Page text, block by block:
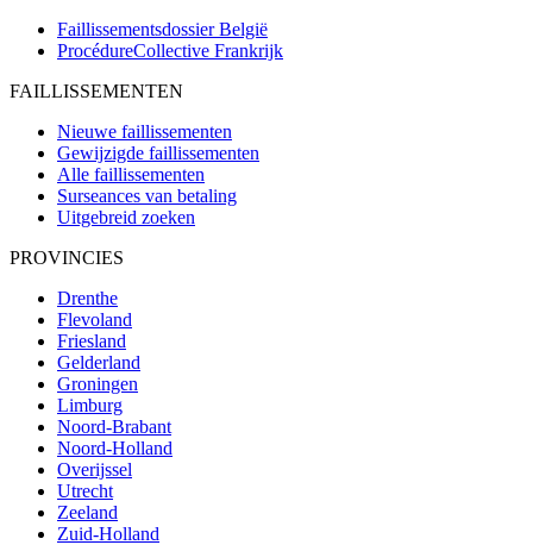
Faillissementsdossier België
ProcédureCollective Frankrijk
FAILLISSEMENTEN
Nieuwe faillissementen
Gewijzigde faillissementen
Alle faillissementen
Surseances van betaling
Uitgebreid zoeken
PROVINCIES
Drenthe
Flevoland
Friesland
Gelderland
Groningen
Limburg
Noord-Brabant
Noord-Holland
Overijssel
Utrecht
Zeeland
Zuid-Holland